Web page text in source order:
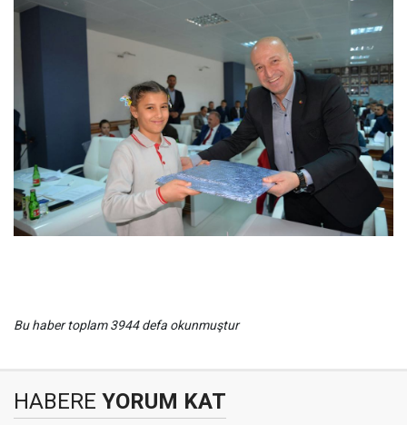
Bu haber toplam 3944 defa okunmuştur
HABERE YORUM KAT